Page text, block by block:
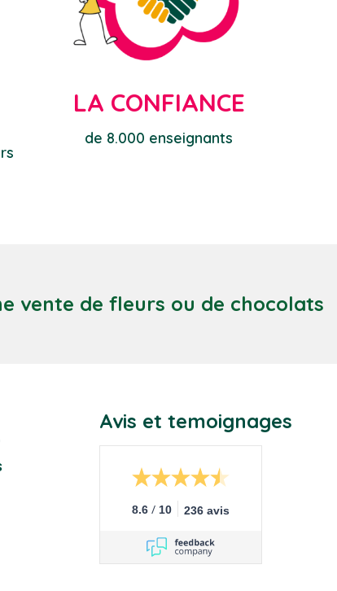
LA CONFIANCE
de 8.000 enseignants
vente de fleurs ou de chocolats
Avis et temoignages
8.6 / 10 236 avis